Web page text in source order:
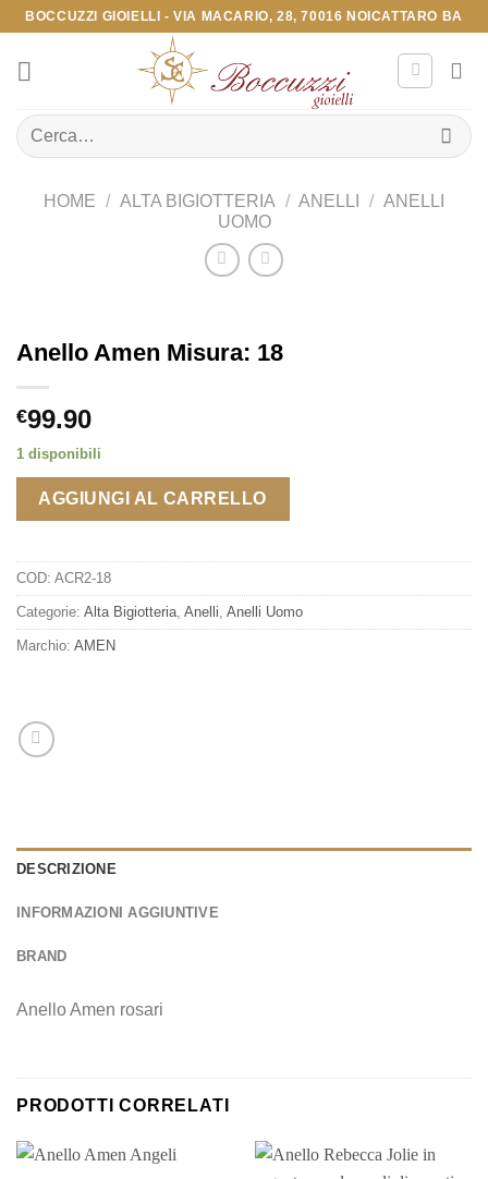
Salta
contenuti
BOCCUZZI GIOIELLI - VIA MACARIO, 28, 70016 NOICATTARO BA
Cerca:
HOME / ALTA BIGIOTTERIA / ANELLI / ANELLI
UOMO
Anello Amen Misura: 18
€99.90
1 disponibili
AGGIUNGI AL CARRELLO
COD: ACR2-18
Categorie: Alta Bigiotteria Anelli Anelli Uomo
Marchio: AMEN
DESCRIZIONE
INFORMAZIONI AGGIUNTIVE
BRAND
Anello Amen rosari
PRODOTTI CORRELATI